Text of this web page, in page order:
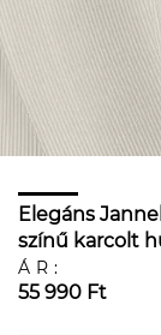
Elegáns
színű karcolt
ÁR:
55 990 Ft